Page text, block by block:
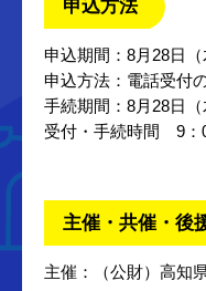
申込方法
申込期間：8月28日
申込方法：電話受付
手続期間：8月28日（
受付・手続時間 9：
主催・共催・後
主催：（公財）高知